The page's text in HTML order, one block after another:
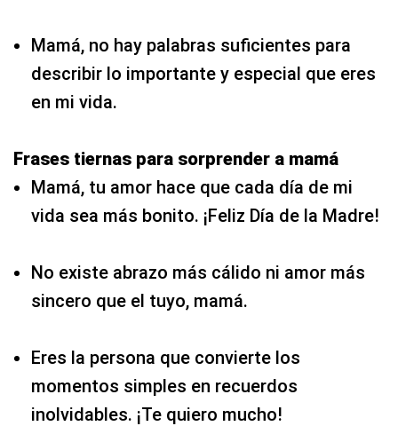
Mamá, no hay palabras suficientes para
describir lo importante y especial que eres
en mi vida.
Frases tiernas para sorprender a mamá
Mamá, tu amor hace que cada día de mi
vida sea más bonito. ¡Feliz Día de la Madre!
No existe abrazo más cálido ni amor más
sincero que el tuyo, mamá.
Eres la persona que convierte los
momentos simples en recuerdos
inolvidables. ¡Te quiero mucho!